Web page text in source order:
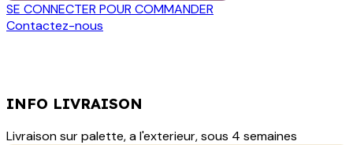
SE CONNECTER POUR COMMANDER
Contactez-nous
INFO LIVRAISON
Livraison sur palette, a l'exterieur, sous 4 semaines